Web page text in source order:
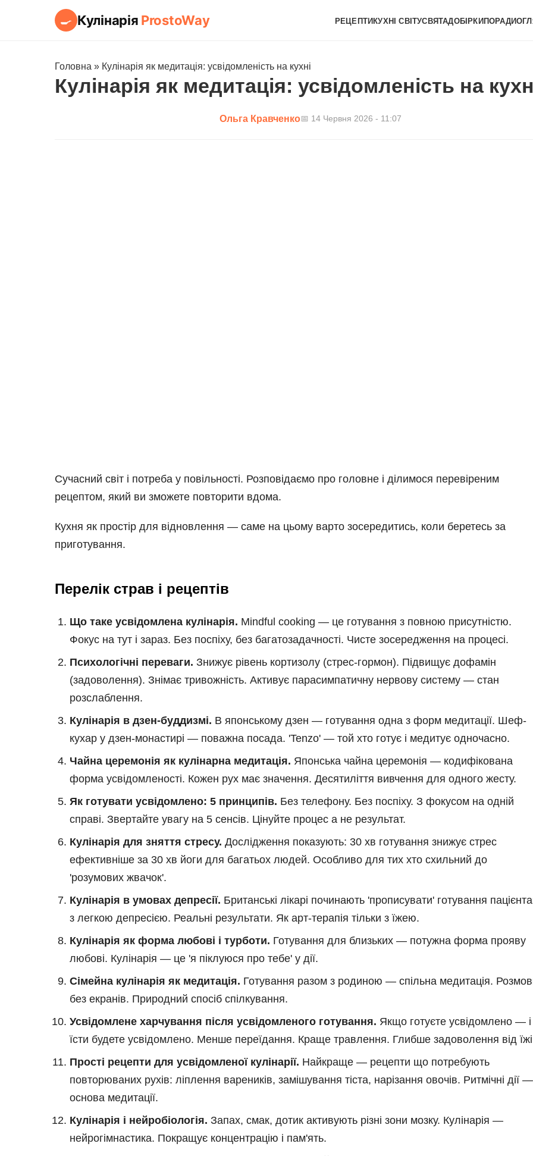
🍳 Кулінарія ProstoWay РЕЦЕПТИКУХНІ СВІТУСВЯТАДОБІРКИПОРАДИ
Головна » Кулінарія як медитація: усвідомленість на кухні
Кулінарія як медитація: усвідомленість на
Ольга Кравченко📅 14 Червня 2026 - 11:07
Сучасний світ і потреба у повільності. Розповідаємо про головне і ділимося перевіреним
рецептом, який ви зможете повторити вдома.
Кухня як простір для відновлення — саме на цьому варто зосередитись, коли беретесь за
приготування.
Перелік страв і рецептів
Що таке усвідомлена кулінарія. Mindful cooking — це готування з повною присутністю.
Фокус на тут і зараз. Без поспіху, без багатозадачності. Чисте зосередження на процесі.
Психологічні переваги. Знижує рівень кортизолу (стрес-гормон). Підвищує дофамін
(задоволення). Знімає тривожність. Активує парасимпатичну нервову систему — стан
розслаблення.
Кулінарія в дзен-буддизмі. В японському дзен — готування одна з форм медитації. Шеф-
кухар у дзен-монастирі — поважна посада. 'Tenzo' — той хто готує і медитує одночасно.
Чайна церемонія як кулінарна медитація. Японська чайна церемонія — кодифікована
форма усвідомленості. Кожен рух має значення. Десятиліття вивчення для одного жесту.
Як готувати усвідомлено: 5 принципів. Без телефону. Без поспіху. З фокусом на одній
справі. Звертайте увагу на 5 сенсів. Цінуйте процес а не результат.
Кулінарія для зняття стресу. Дослідження показують: 30 хв готування знижує стрес
ефективніше за 30 хв йоги для багатьох людей. Особливо для тих хто схильний до
'розумових жвачок'.
Кулінарія в умовах депресії. Британські лікарі починають 'прописувати' готування
з легкою депресією. Реальні результати. Як арт-терапія тільки з їжею.
Кулінарія як форма любові і турботи. Готування для близьких — потужна форма прояву
любові. Кулінарія — це 'я піклуюся про тебе' у дії.
Сімейна кулінарія як медитація. Готування разом з родиною — спільна медитація.
без екранів. Природний спосіб спілкування.
Усвідомлене харчування після усвідомленого готування. Якщо готуєте усвідомлено — і
їсти будете усвідомлено. Менше переїдання. Краще травлення. Глибше задоволення від
Прості рецепти для усвідомленої кулінарії. Найкраще — рецепти що потребують
повторюваних рухів: ліплення вареників, замішування тіста, нарізання овочів. Ритмічні дії —
основа медитації.
Кулінарія і нейробіологія. Запах, смак, дотик активують різні зони мозку. Кулінарія —
нейрогімнастика. Покращує концентрацію і пам'ять.